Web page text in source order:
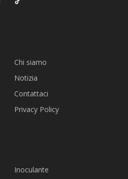
Chi siamo
Notizia
Contattaci
Privacy Policy
Inoculante